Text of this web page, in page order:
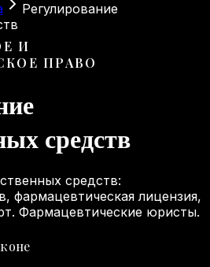
Регулирование
И
ПРАВО
средств
средств:
фармацевтическая лицензия,
Фармацевтические юристы.